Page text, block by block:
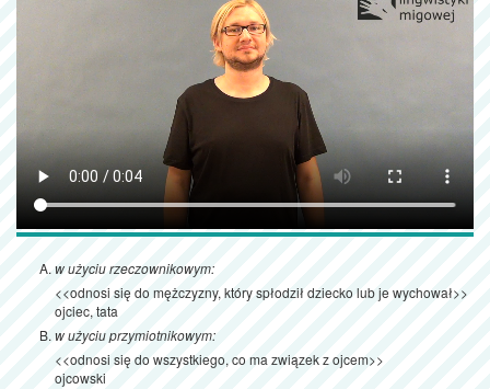
w użyciu rzeczownikowym:
<<odnosi się do mężczyzny, który spłodził dziecko lub je wychował>>
ojciec, tata
w użyciu przymiotnikowym:
<<odnosi się do wszystkiego, co ma związek z ojcem>>
ojcowski